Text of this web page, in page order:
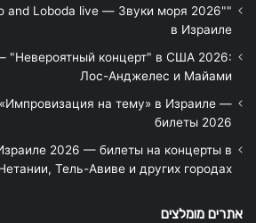
and Loboda live — Звуки моря 2026"
в Израиле
"Невероятный концерт" в США 2026:
Лос-Анджелес и Майами
на тему» в Израиле —
билеты 2026
2026 — билеты на концерты в
Тель-Авиве и других городах
אתרים מומלצים